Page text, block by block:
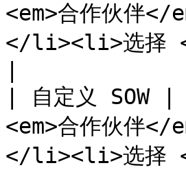
<em>合作伙伴</
</li><li>选择
| 自定义 SOW
<em>合作伙伴</
</li><li>选择